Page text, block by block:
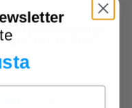
patrol 2 50x75 cm